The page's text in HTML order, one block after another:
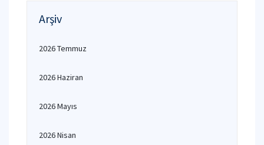
Arşiv
2026 Temmuz
2026 Haziran
2026 Mayıs
2026 Nisan